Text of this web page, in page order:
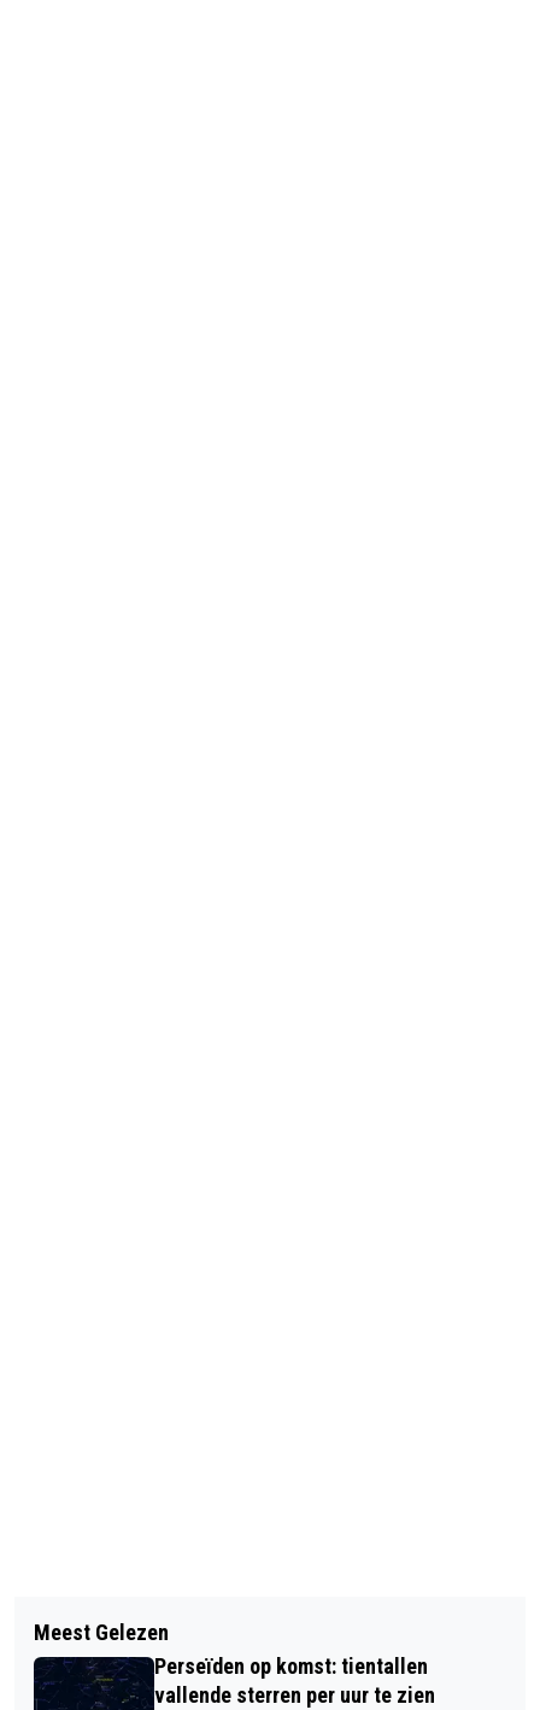
JUSTITIE EIST CLAIM OP
MOSZKOWICZ OP
ZORGSCHOUWEN ON TOUR
Meest Gelezen
Perseïden op komst: tientallen
vallende sterren per uur te zien